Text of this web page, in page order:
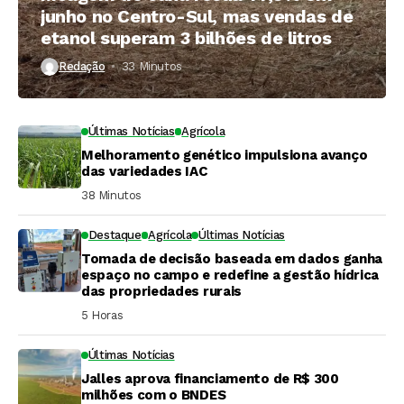
junho no Centro-Sul, mas vendas de
etanol superam 3 bilhões de litros
Redação 33 Minutos ⁮
Últimas Notícias Agrícola
Melhoramento genético impulsiona avanço
das variedades IAC
38 Minutos ⁮
Destaque Agrícola Últimas Notícias
Tomada de decisão baseada em dados ganha
espaço no campo e redefine a gestão hídrica
das propriedades rurais
5 Horas ⁮
Últimas Notícias
Jalles aprova financiamento de R$ 300
milhões com o BNDES